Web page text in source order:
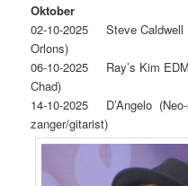
Oktober
02-10-2025 Steve Caldwell
Orlons)
06-10-2025 Ray’s Kim
Chad)
14‐10‐2025 D’Angelo
zanger/gitarist)